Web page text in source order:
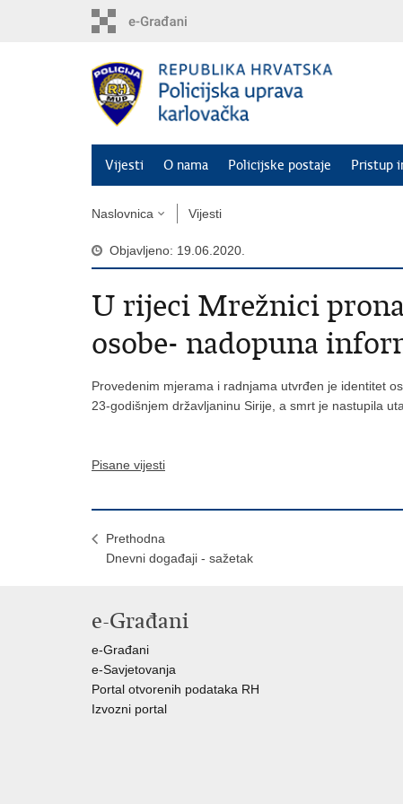
Vijesti O nama Policijske postaje Pristup
Naslovnica Vijesti
Objavljeno: 19.06.2020.
U rijeci Mrežnici
osobe- nadopuna
Provedenim mjerama i radnjama utvrđen je identitet
23-godišnjem državljaninu Sirije, a smrt je nastupila
Pisane vijesti
Prethodna
Dnevni događaji - sažetak
e-Građani
e-Građani
e-Savjetovanja
Portal otvorenih podataka RH
Izvozni portal